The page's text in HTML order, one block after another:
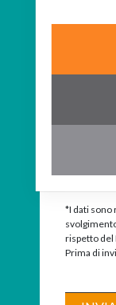
*I dati sono
rispetto del
Prima di